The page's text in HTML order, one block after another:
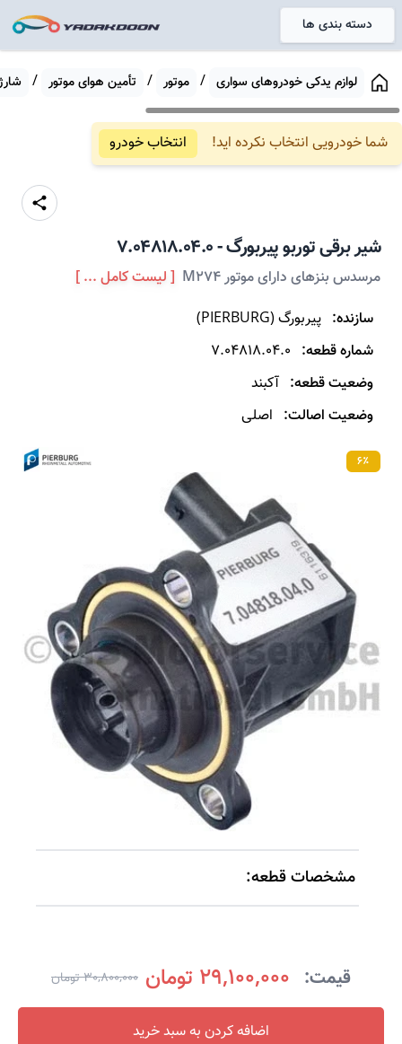
دسته بندی ها خانه
لوازم یدکی خودروهای سواری / موتور / تأمین هوای موتور /
شما خودرویی انتخاب نکرده اید! انتخاب خودرو
شیر برقی توربوپیربورگ-
7.04818.04.0
مرسدس بنزهای دارای موتور M274
[ لیست کامل ... ]
سازنده: پیربورگ (
PIERBURG
)
شماره قطعه: 7.04818.04.0
وضعیت قطعه: آکبند
وضعیت اصالت: اصلی
۶٪
مشخصات قطعه:
قیمت: 29,100,000 تومان 30,800,000 تومان
اضافه کردن به سبد خرید